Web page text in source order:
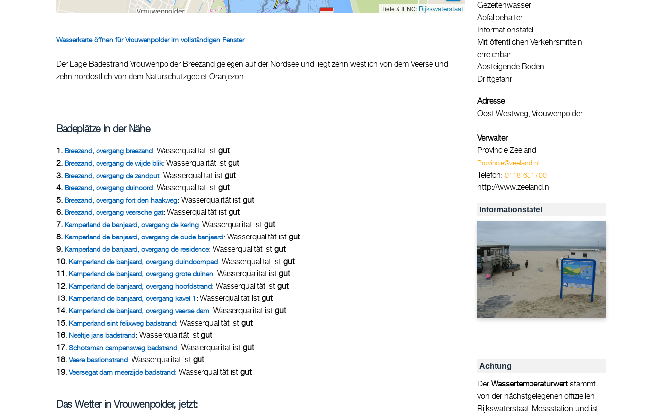
Tiefe & IENC: Rijkswaterstaat
Wasserkarte öffnen für Vrouwenpolder im vollständigen Fenster
Der Lage Badestrand Vrouwenpolder Breezand gelegen auf der Nordsee und liegt zehn westlich von dem Veerse und
zehn nordöstlich von dem Naturschutzgebiet Oranjezon.
Badeplätze in der Nähe
1. Breezand, overgang breezand: Wasserqualität ist gut
2. Breezand, overgang de wijde blik: Wasserqualität ist gut
3. Breezand, overgang de zandput: Wasserqualität ist gut
4. Breezand, overgang duinoord: Wasserqualität ist gut
5. Breezand, overgang fort den haakweg: Wasserqualität ist gut
6. Breezand, overgang veersche gat: Wasserqualität ist gut
7. Kamperland de banjaard, overgang de kering: Wasserqualität ist gut
8. Kamperland de banjaard, overgang de oude banjaard: Wasserqualität ist gut
9. Kamperland de banjaard, overgang de residence: Wasserqualität ist gut
10. Kamperland de banjaard, overgang duindoornpad: Wasserqualität ist gut
11. Kamperland de banjaard, overgang grote duinen: Wasserqualität ist gut
12. Kamperland de banjaard, overgang hoofdstrand: Wasserqualität ist gut
13. Kamperland de banjaard, overgang kavel 1: Wasserqualität ist gut
14. Kamperland de banjaard, overgang veerse dam: Wasserqualität ist gut
15. Kamperland sint felixweg badstrand: Wasserqualität ist gut
16. Neeltje jans badstrand: Wasserqualität ist gut
17. Schotsman campensweg badstrand: Wasserqualität ist gut
18. Veere bastionstrand: Wasserqualität ist gut
19. Veersegat dam meerzijde badstrand: Wasserqualität ist gut
Das Wetter in Vrouwenpolder, jetzt:
Gezeitenwasser
Abfallbehälter
Informationstafel
Mit öffentlichen Verkehrsmitteln
erreichbar
Absteigende Boden
Driftgefahr
Adresse
Oost Westweg, Vrouwenpolder
Verwalter
Provincie Zeeland
Provincie@zeeland.nl
Telefon: 0118-631700
http://www.zeeland.nl
Informationstafel
Achtung
Der Wassertemperaturwert stammt
von der nächstgelegenen offiziellen
Rijkswaterstaat-Messstation und ist